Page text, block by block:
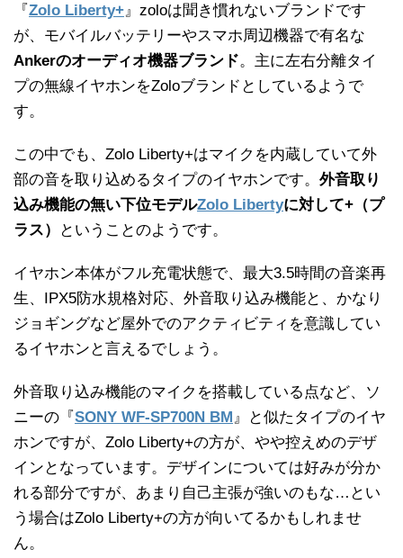
『Zolo Liberty+ 』zoloは聞き慣れないブランドです
が、モバイルバッテリーやスマホ周辺機器で有名な
Ankerのオーディオ機器ブランド。主に左右分離タイ
プの無線イヤホンをZoloブランドとしているようで
す。
この中でも、Zolo Liberty+はマイクを内蔵していて外
部の音を取り込めるタイプのイヤホンです。 外音取り
込み機能の無い下位モデルZolo Libertyに対して+（プ
ラス）
ということのようです。
イヤホン本体がフル充電状態で、最大3.5時間の音楽再
生、IPX5防水規格対応、外音取り込み機能と、かなり
ジョギングなど屋外でのアクティビティを意識してい
るイヤホンと言えるでしょう。
外音取り込み機能のマイクを搭載している点など、ソ
ニーの『SONY WF-SP700N BM 』と似たタイプのイヤ
ホンですが、 Zolo Liberty+の方が、やや控えめのデザ
インとなっています。デザインについては好みが分か
れる部分ですが、あまり自己主張が強いのもな…とい
う場合はZolo Liberty+の方が向いてるかもしれませ
ん。